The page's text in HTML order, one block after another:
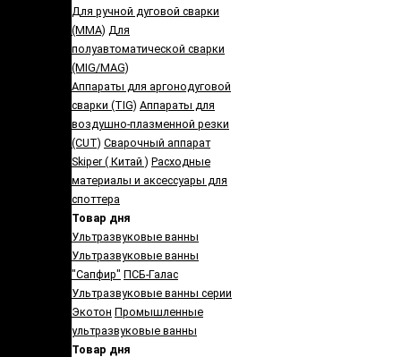
Для ручной дуговой сварки
(MMA) Для
полуавтоматической сварки
(MIG/MAG)
Аппараты для аргонодуговой
сварки (TIG) Аппараты для
воздушно-плазменной резки
(CUT) Сварочный аппарат
Skiper ( Китай ) Расходные
материалы и аксессуары для
споттера
Товар дня
Ультразвуковые ванны
Ультразвуковые ванны
"Сапфир" ПСБ-Галас
Ультразвуковые ванны серии
Экотон Промышленные
ультразвуковые ванны
Товар дня